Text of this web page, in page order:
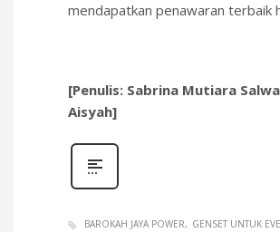
mendapatkan penawaran terbaik
[Penulis: Sabrina Mutiara
Aisyah]
BAROKAH JAYA POWER
GENSET UNTUK